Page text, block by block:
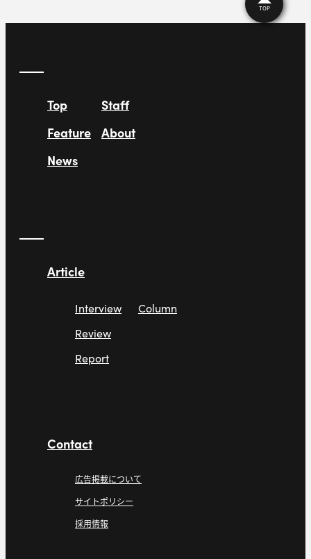
TOP
Top
Feature
News
Staff
About
Article
Interview
Review
Report
Column
Contact
広告掲載について
サイトポリシー
採用情報